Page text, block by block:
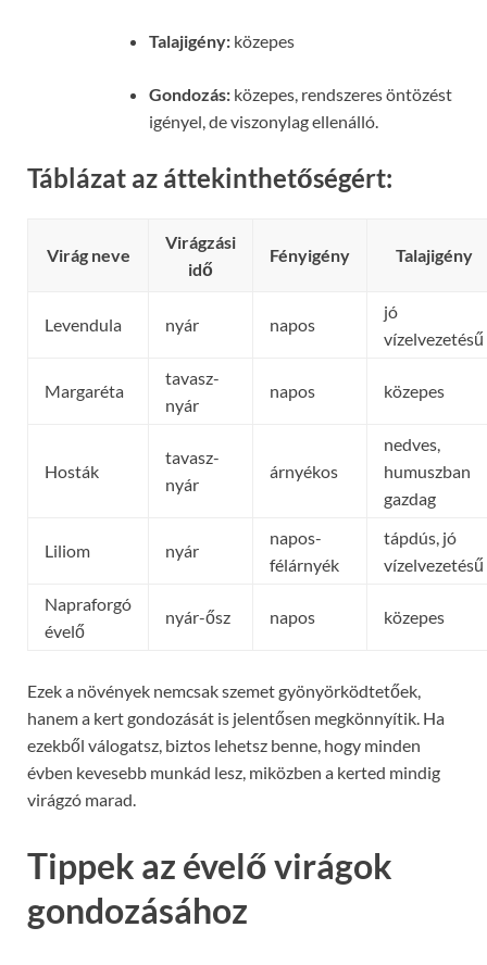
Talajigény: közepes
Gondozás: közepes, rendszeres öntözést
igényel, de viszonylag ellenálló.
Táblázat az áttekinthetőségért:
Virág neve
Virágzási
idő
Fényigény Talajigény
Levendula nyár napos
jó
vízelvezetésű
Margaréta
tavasz-
nyár
napos közepes
Hosták
tavasz-
nyár
árnyékos
nedves,
humuszban
gazdag
Liliom nyár
napos-
félárnyék
tápdús, jó
vízelvezetésű
Napraforgó
évelő
nyár-ősz napos közepes
Ezek a növények nemcsak szemet gyönyörködtetőek,
hanem a kert gondozását is jelentősen megkönnyítik. Ha
ezekből válogatsz, biztos lehetsz benne, hogy minden
évben kevesebb munkád lesz, miközben a kerted mindig
virágzó marad.
Tippek az évelő virágok
gondozásához